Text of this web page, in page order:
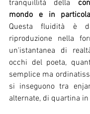
tranquillità della
mondo e in
Questa fluidità è
riproduzione nella
un'istantanea di
occhi del poeta,
semplice ma
si inseguono tra
alternate, di quartina